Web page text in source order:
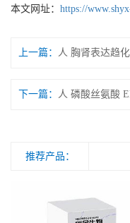
本文网址： https://
上一篇：
下一篇： 人 磷酸丝氨酸
推荐产品：